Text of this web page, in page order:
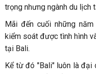
trọng nhưng ngành du lịch
Mãi đến cuối những
kiểm soát được tình hình
tại Bali.
Kể từ đó "Bali" luôn là đại